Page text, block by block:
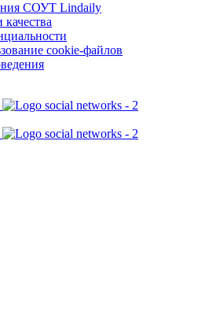
СОУТ Lindaily
cookie-файлов